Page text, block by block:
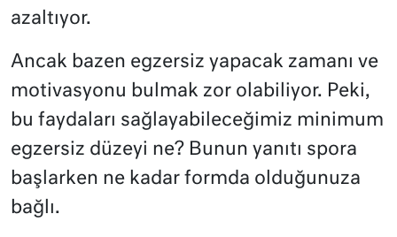
azaltıyor.
Ancak bazen egzersiz yapacak zamanı ve
motivasyonu bulmak zor olabiliyor. Peki,
bu faydaları sağlayabileceğimiz minimum
egzersiz düzeyi ne? Bunun yanıtı spora
başlarken ne kadar formda olduğunuza
bağlı.